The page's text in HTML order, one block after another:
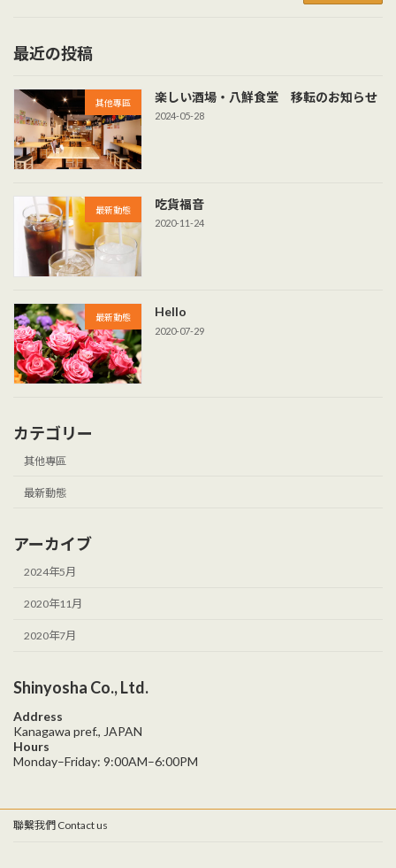
最近の投稿
其他專區 楽しい酒場・八鮮食堂 移転のお知らせ
2024-05-28
最新動態 吃貨福音
2020-11-24
最新動態 Hello
2020-07-29
カテゴリー
其他專區
最新動態
アーカイブ
2024年5月
2020年11月
2020年7月
Shinyosha Co., Ltd.
Address
Kanagawa pref., JAPAN
Hours
Monday–Friday: 9:00AM–6:00PM
聯繫我們 Contact us